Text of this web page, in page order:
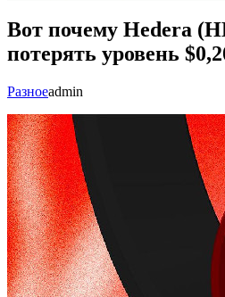
Вот почему Hedera
потерять уровень
Разноеadmin